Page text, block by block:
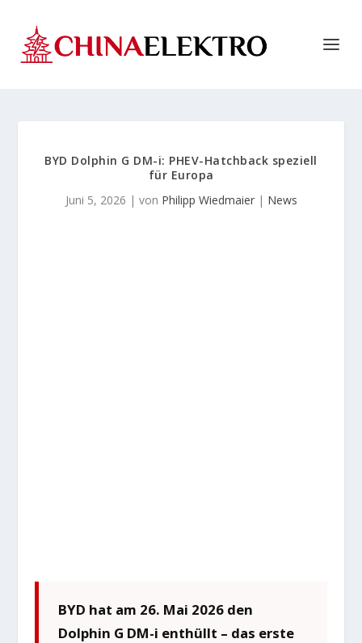
BYD Dolphin G DM-i: PHEV-Hatchback speziell
für Europa
Juni 5, 2026 | von Philipp Wiedmaier| News
BYD hat am 26. Mai 2026 den
Dolphin G DM-i enthüllt – das erste